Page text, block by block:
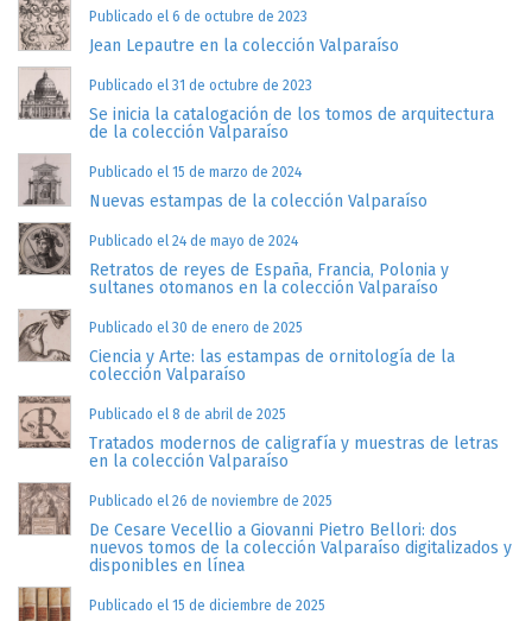
Publicado el 6 de octubre de 2023
Jean Lepautre en la colección Valparaíso
Publicado el 31 de octubre de 2023
Se inicia la catalogación de los tomos de arquitectura
de la colección Valparaíso
Publicado el 15 de marzo de 2024
Nuevas estampas de la colección Valparaíso
Publicado el 24 de mayo de 2024
Retratos de reyes de España, Francia, Polonia y
sultanes otomanos en la colección Valparaíso
Publicado el 30 de enero de 2025
Ciencia y Arte: las estampas de ornitología de la
colección Valparaíso
Publicado el 8 de abril de 2025
Tratados modernos de caligrafía y muestras de letras
en la colección Valparaíso
Publicado el 26 de noviembre de 2025
De Cesare Vecellio a Giovanni Pietro Bellori: dos
nuevos tomos de la colección Valparaíso digitalizados y
disponibles en línea
Publicado el 15 de diciembre de 2025